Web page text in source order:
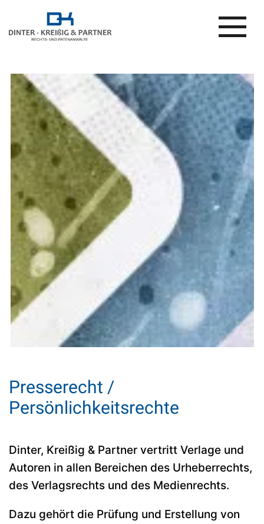
Presserecht /
Persönlichkeitsrechte
Dinter, Kreißig & Partner vertritt Verlage und
Autoren in allen Bereichen des Urheberrechts,
des Verlagsrechts und des Medienrechts.
Dazu gehört die Prüfung und Erstellung von